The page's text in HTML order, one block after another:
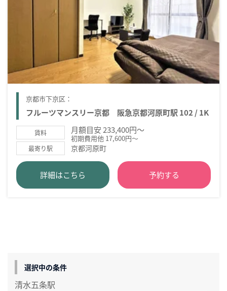
京都市下京区：
フルーツマンスリー京都 阪急京都河原町駅 102 / 1K
賃料 月額目安 233,400円～
初期費用他 17,600円～
最寄り駅 京都河原町
詳細はこちら 予約する
選択中の条件
清水五条駅